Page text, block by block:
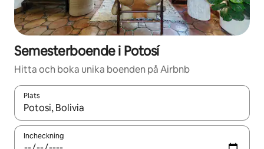
Semesterboende i Potosí
Hitta och boka unika boenden på Airbnb
Plats
När resultaten är tillgängliga kan du navigera med upp- och
Incheckning